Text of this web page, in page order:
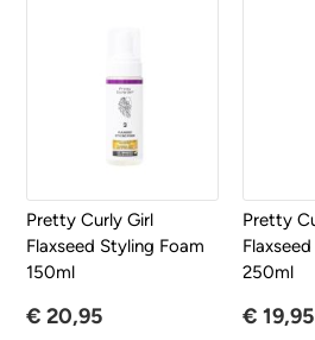
Pretty Curly Girl
Flaxseed Styling Foam
150ml
€ 20,95
Pretty
250ml
€ 19,95